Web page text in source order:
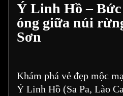
Ý Linh Hồ –
óng giữa núi
Sơn
Khám phá vẻ đẹp mộc
Ý Linh Hồ (Sa Pa, Lào